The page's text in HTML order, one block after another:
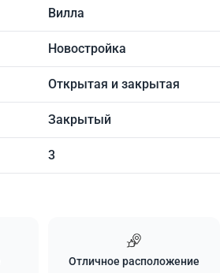
Вилла
Новостройка
Открытая и закрытая
Закрытый
3
Отличное расположение